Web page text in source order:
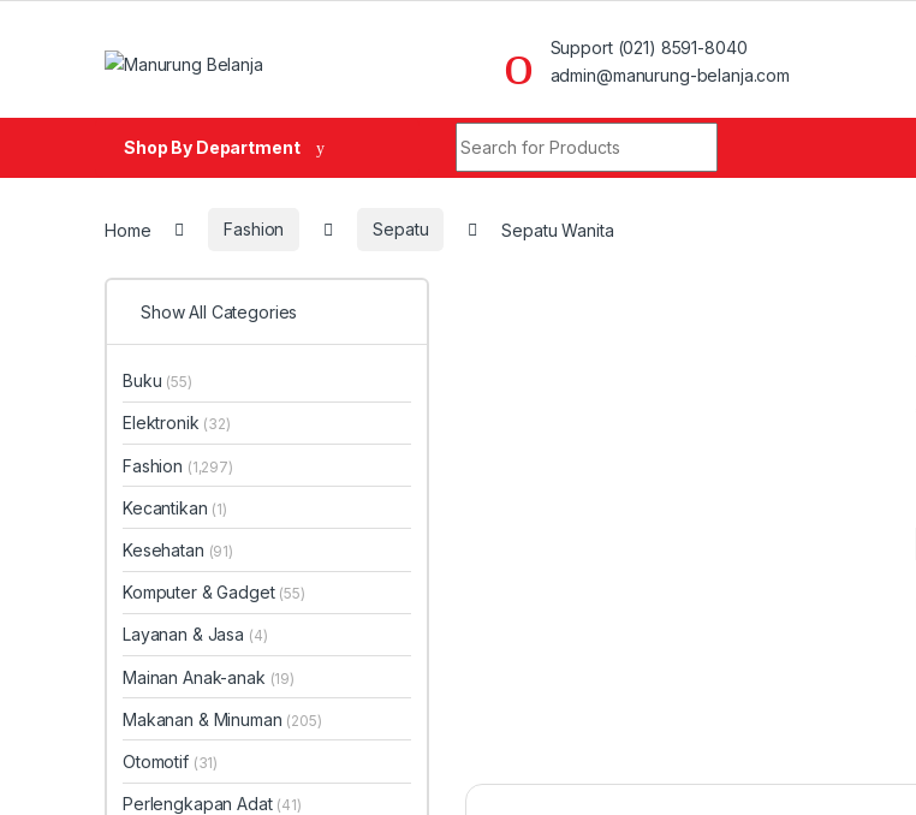
Support (021) 8591-8040
admin@manurung-belanja.com
Shop By Department
Home Fashion Sepatu Sepatu Wanita
Show All Categories
Buku (55)
Elektronik (32)
Fashion (1,297)
Kecantikan (1)
Kesehatan (91)
Komputer & Gadget (55)
Layanan & Jasa (4)
Mainan Anak-anak (19)
Makanan & Minuman (205)
Otomotif (31)
Perlengkapan Adat (41)